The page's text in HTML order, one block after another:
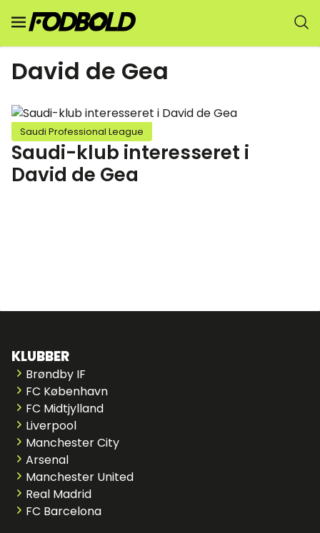
David de Gea
Saudi Professional League
Saudi-klub interesseret i
David de Gea
KLUBBER
Brøndby IF
FC København
FC Midtjylland
Liverpool
Manchester City
Arsenal
Manchester United
Real Madrid
FC Barcelona